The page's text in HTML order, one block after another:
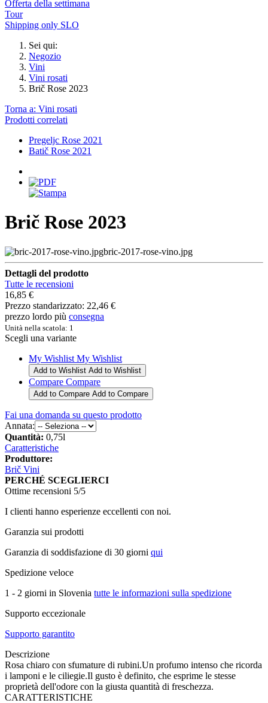
Offerta della settimana
Tour
Shipping only SLO
Sei qui:
Negozio
Vini
Vini rosati
Brič Rose 2023
Torna a: Vini rosati
Prodotti correlati
Pregeljc Rose 2021
Batič Rose 2021
Brič Rose 2023
bric-2017-rose-vino.jpg
Dettagli del prodotto
Tutte le recensioni
16,85 €
Prezzo standarizzato: 22,46 €
prezzo lordo più consegna
Unità nella scatola: 1
Scegli una variante
My Wishlist My Wishlist
Add to Wishlist Add to Wishlist
Compare Compare
Add to Compare Add to Compare
Fai una domanda su questo prodotto
Annata:
Quantità: 0,75l
Caratteristiche
Produttore:
Brič Vini
PERCHÉ SCEGLIERCI
Ottime recensioni 5/5
I clienti hanno esperienze eccellenti con noi.
Garanzia sui prodotti
Garanzia di soddisfazione di 30 giorni qui
Spedizione veloce
1 - 2 giorni in Slovenia tutte le informazioni sulla spedizione
Supporto eccezionale
Supporto garantito
Descrizione
Rosa chiaro con sfumature di rubini.Un profumo intenso che ricorda
i lamponi e le ciliegie.Il gusto è definito, che esprime le stesse
proprietà dell'odore con la giusta quantità di freschezza.
CARATTERISTICHE